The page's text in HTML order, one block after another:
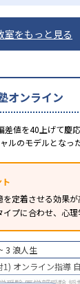
室をもっと見る
オンライン
差値を40上げて慶
ルのモデルとなっ
定着させる効果
プに合わせ、心
3 浪人生
1) オンライン指導